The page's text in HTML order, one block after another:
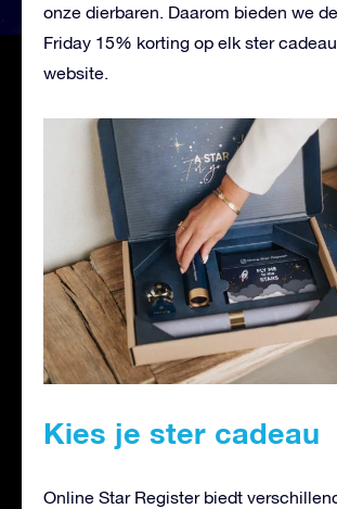
onze dierbaren. Daarom bieden we
Friday 15% korting op elk ster
website.
Kies je ster cadeau
Online Star Register biedt